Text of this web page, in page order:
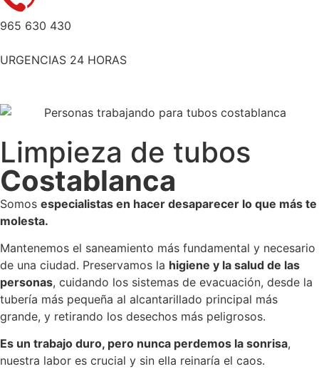
965 630 430
URGENCIAS 24 HORAS
Limpieza de tubos
Costablanca
Somos especialistas en hacer desaparecer lo que más te
molesta.
Mantenemos el saneamiento más fundamental y necesario
de una ciudad. Preservamos la higiene y la salud de las
personas, cuidando los sistemas de evacuación, desde la
tubería más pequeña al alcantarillado principal más
grande, y retirando los desechos más peligrosos.
Es un trabajo duro, pero nunca perdemos la sonrisa,
nuestra labor es crucial y sin ella reinaría el caos.